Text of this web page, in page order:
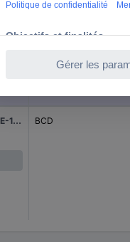
Commutateur de codage décimal 0-9 PTR Hartmann PICO-DE-111AL2 Positions de commutation 10 1 pc(s) Décimal
Commutateur de codage BCD 0-9 PTR Hartmann PICO-DE-131AK2 Positions de commutation 10 1 pc(s) BCD